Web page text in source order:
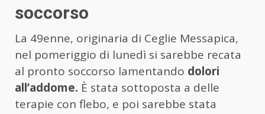
soccorso
La 49enne, originaria di Ceglie Messapica,
nel pomeriggio di lunedì si sarebbe recata
al pronto soccorso lamentando dolori
all’addome. È stata sottoposta a delle
terapie con flebo, e poi sarebbe stata